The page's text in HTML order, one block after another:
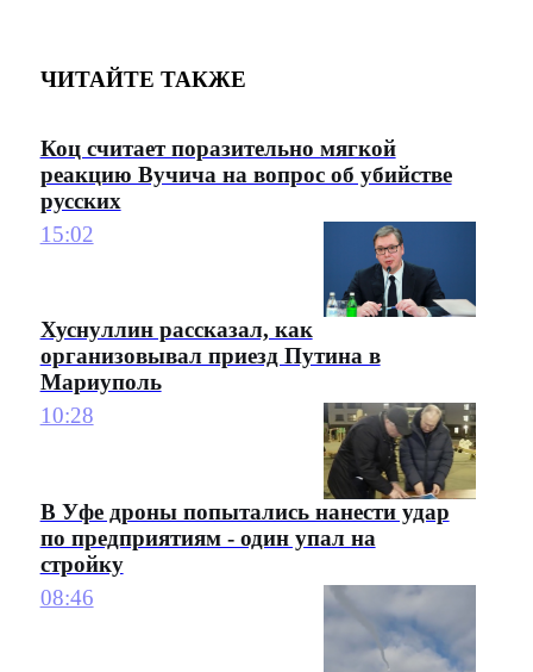
ЧИТАЙТЕ ТАКЖЕ
Коц считает поразительно мягкой
реакцию Вучича на вопрос об убийстве
русских
15:02
Хуснуллин рассказал, как
организовывал приезд Путина в
Мариуполь
10:28
В Уфе дроны попытались нанести удар
по предприятиям - один упал на
стройку
08:46